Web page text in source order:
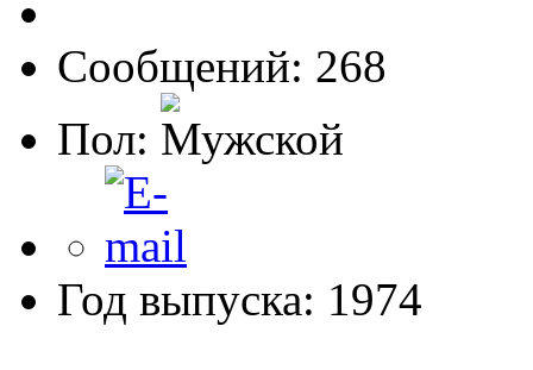
Сообщений: 268
Пол:
Год выпуска: 1974